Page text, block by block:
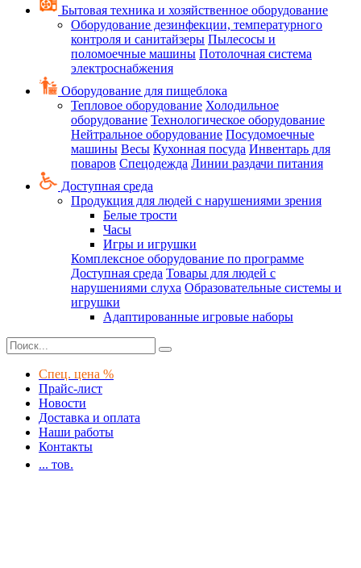
Бытовая техника и хозяйственное оборудование
Оборудование дезинфекции, температурного
контроля и санитайзеры Пылесосы и
поломоечные машины Потолочная система
электроснабжения
Оборудование для пищеблока
Тепловое оборудование Холодильное
оборудование Технологическое оборудование
Нейтральное оборудование Посудомоечные
машины Весы Кухонная посуда Инвентарь для
поваров Спецодежда Линии раздачи питания
Доступная среда
Продукция для людей с нарушениями зрения
Белые трости
Часы
Игры и игрушки
Комплексное оборудование по программе
Доступная среда Товары для людей с
нарушениями слуха Образовательные системы и
игрушки
Адаптированные игровые наборы
Спец. цена %
Прайс-лист
Новости
Доставка и оплата
Наши работы
Контакты
... тов.